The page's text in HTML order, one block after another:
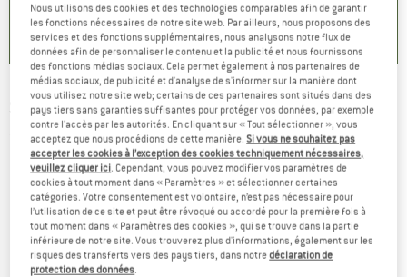
4,7(23) 4,7 (3)
SWIX -Cover Glove - Gants
(0)
Nous utilisons des cookies et des technologies comparables afin de garantir
les fonctions nécessaires de notre site web. Par ailleurs, nous proposons des
services et des fonctions supplémentaires, nous analysons notre flux de
données afin de personnaliser le contenu et la publicité et nous fournissons
des fonctions médias sociaux. Cela permet également à nos partenaires de
médias sociaux, de publicité et d'analyse de s'informer sur la manière dont
vous utilisez notre site web; certains de ces partenaires sont situés dans des
pays tiers sans garanties suffisantes pour protéger vos données, par exemple
contre l'accès par les autorités. En cliquant sur « Tout sélectionner », vous
acceptez que nous procédions de cette manière.Si vous ne souhaitez pas
accepter les cookies à l’exception des cookies techniquement nécessaires,
veuillez cliquer ici. Cependant, vous pouvez modifier vos paramètres de
cookies à tout moment dans « Paramètres » et sélectionner certaines
catégories. Votre consentement est volontaire, n’est pas nécessaire pour
l’utilisation de ce site et peut être révoqué ou accordé pour la première fois à
tout moment dans « Paramètres des cookies », qui se trouve dans la partie
inférieure de notre site. Vous trouverez plus d'informations, également sur les
risques des transferts vers des pays tiers, dans notredéclaration de
protection des données.